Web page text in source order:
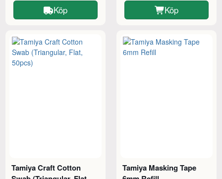
Köp Köp
Tamiya Craft Cotton
Tamiya Masking Tape